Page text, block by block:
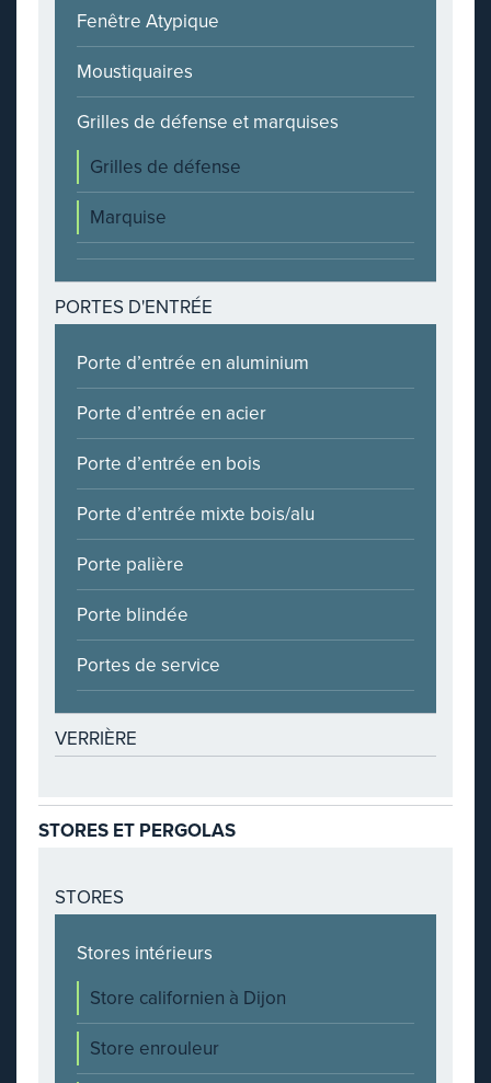
Fenêtre Atypique
Moustiquaires
Grilles de défense et marquises
Grilles de défense
Marquise
PORTES D'ENTRÉE
Porte d’entrée en aluminium
Porte d’entrée en acier
Porte d’entrée en bois
Porte d’entrée mixte bois/alu
Porte palière
Porte blindée
Portes de service
VERRIÈRE
STORES ET PERGOLAS
STORES
Stores intérieurs
Store californien à Dijon
Store enrouleur